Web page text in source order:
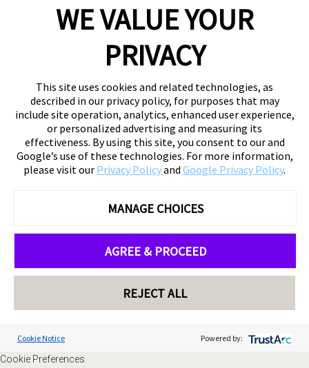
WE VALUE YOUR
PRIVACY
This site uses cookies and related technologies, as
described in our privacy policy, for purposes that may
include site operation, analytics, enhanced user experience,
or personalized advertising and measuring its
effectiveness. By using this site, you consent to our and
Google’s use of these technologies. For more information,
please visit our Privacy Policyand Google Privacy Policy.
MANAGE CHOICES
AGREE & PROCEED
REJECT ALL
Cookie Notice Powered by:
Cookie Preferences